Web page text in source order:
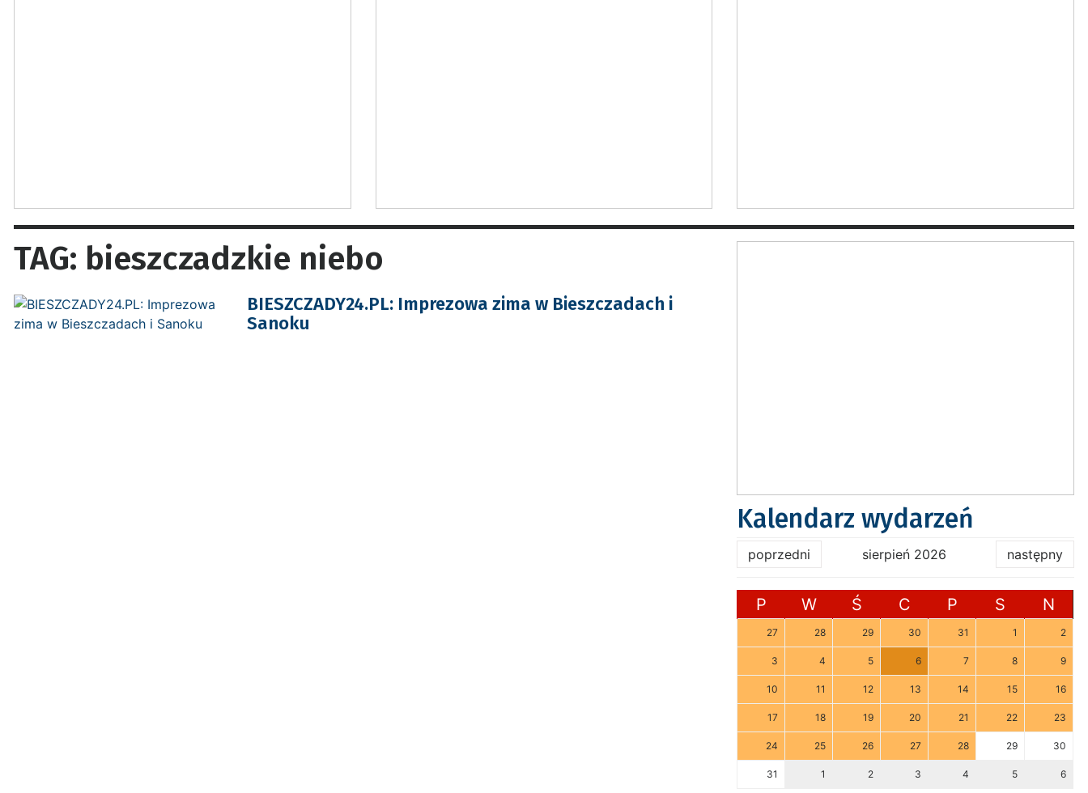
TAG: bieszczadzkie niebo
BIESZCZADY24.PL: Imprezowa zima w Bieszczadach i
Sanoku
Kalendarz wydarzeń
poprzedni sierpień 2026 następny
P W Ś C P S N
27 28 29 30 31 1 2
3 4 5 6 7 8 9
10 11 12 13 14 15 16
17 18 19 20 21 22 23
24 25 26 27 28 29 30
31 1 2 3 4 5 6